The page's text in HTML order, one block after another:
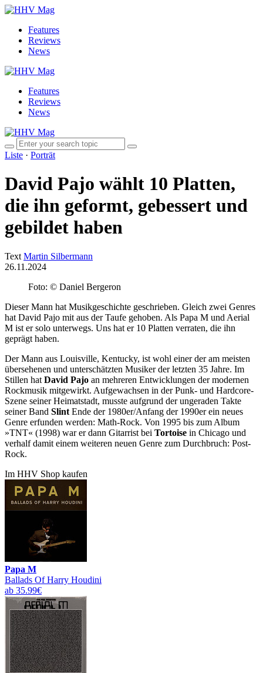
Features
Reviews
News
Features
Reviews
News
Liste · Porträt
David Pajo wählt 10 Platten,
die ihn geformt, gebessert und
gebildet haben
Text Martin Silbermann
26.11.2024
Foto: © Daniel Bergeron
Dieser Mann hat Musikgeschichte geschrieben. Gleich zwei Genres
hat David Pajo mit aus der Taufe gehoben. Als Papa M und Aerial
M ist er solo unterwegs. Uns hat er 10 Platten verraten, die ihn
geprägt haben.
Der Mann aus Louisville, Kentucky, ist wohl einer der am meisten
übersehenen und unterschätzten Musiker der letzten 35 Jahre. Im
Stillen hat David Pajo an mehreren Entwicklungen der modernen
Rockmusik mitgewirkt. Aufgewachsen in der Punk- und Hardcore-
Szene seiner Heimatstadt, musste aufgrund der ungeraden Takte
seiner Band Slint Ende der 1980er/Anfang der 1990er ein neues
Genre erfunden werden: Math-Rock. Von 1995 bis zum Album
»TNT« (1998) war er dann Gitarrist bei Tortoise in Chicago und
verhalf damit einem weiteren neuen Genre zum Durchbruch: Post-
Rock.
Im HHV Shop kaufen
Papa M
Ballads Of Harry Houdini
ab 35.99€